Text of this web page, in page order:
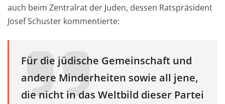
auch beim Zentralrat der Juden, dessen Ratspräsident
Josef Schuster kommentierte:
Für die jüdische Gemeinschaft und
andere Minderheiten sowie all jene,
die nicht in das Weltbild dieser Partei